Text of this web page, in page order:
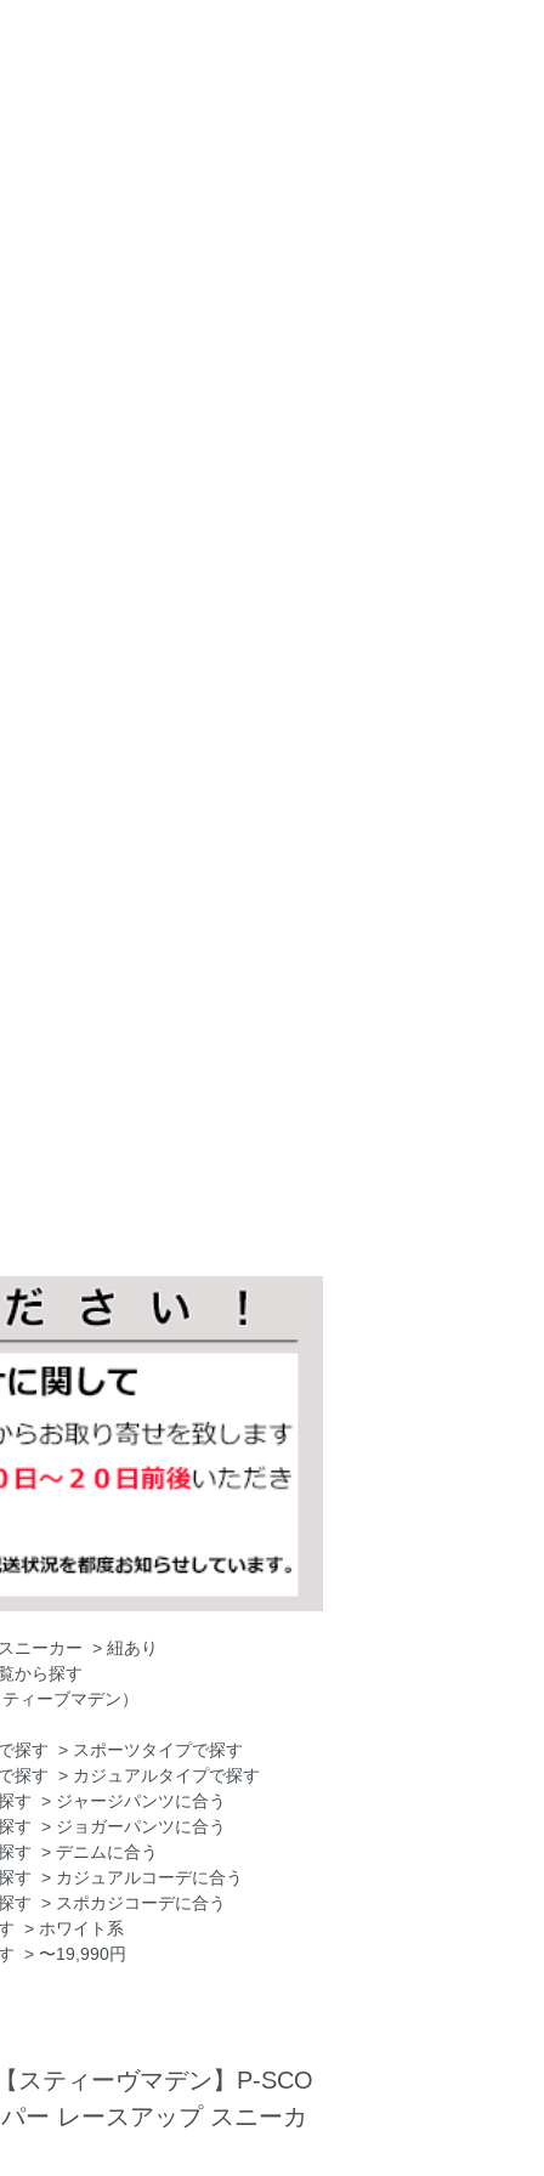
ニーカー > 紐あり
から探す
ィーブマデン）
探す > スポーツタイプで探す
探す > カジュアルタイプで探す
す > ジャージパンツに合う
す > ジョガーパンツに合う
す > デニムに合う
す > カジュアルコーデに合う
す > スポカジコーデに合う
> ホワイト系
> 〜19,990円
スティーヴマデン】P-SCO
ー レースアップ スニーカ